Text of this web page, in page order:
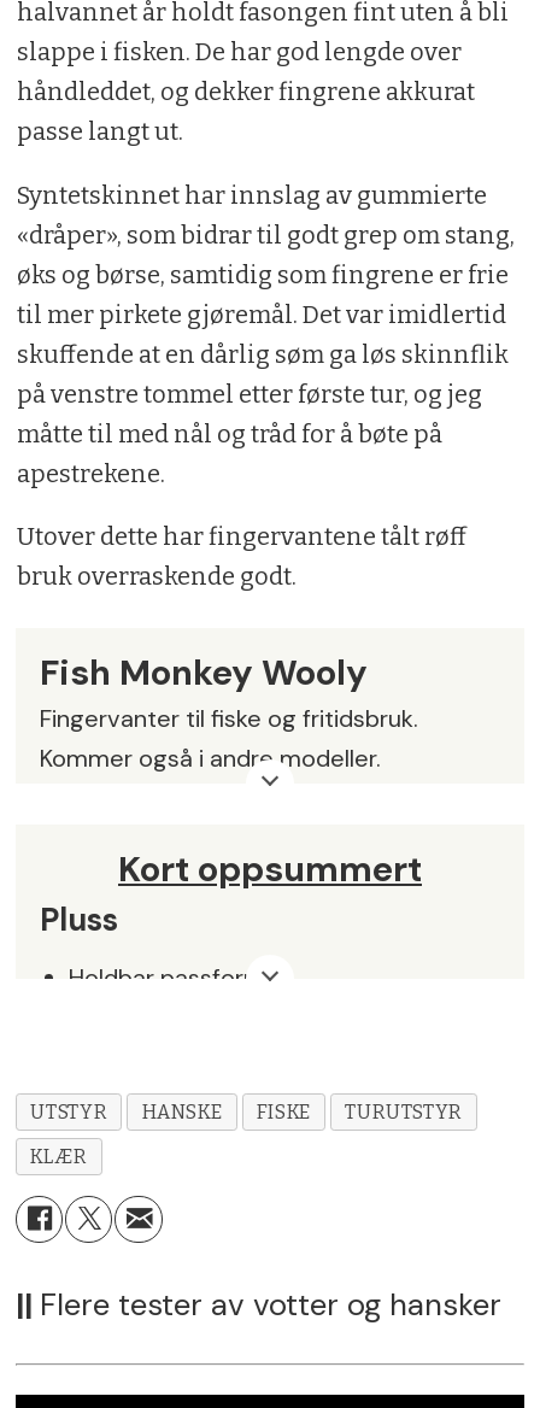
halvannet år holdt fasongen fint uten å bli
slappe i fisken. De har god lengde over
håndleddet, og dekker fingrene akkurat
passe langt ut.
Syntetskinnet har innslag av gummierte
«dråper», som bidrar til godt grep om stang,
øks og børse, samtidig som fingrene er frie
til mer pirkete gjøremål. Det var imidlertid
skuffende at en dårlig søm ga løs skinnflik
på venstre tommel etter første tur, og jeg
måtte til med nål og tråd for å bøte på
apestrekene.
Utover dette har fingervantene tålt røff
bruk overraskende godt.
Fish Monkey Wooly
Fingervanter til fiske og fritidsbruk.
Kommer også i andre modeller.
polyester (25 %) og syntetskinn (20 %)
Pris:kr 499,-
Leverandør:Selges hos en rekke
Kort oppsummert
Pluss
Holdbar passform
Robuste
Noe å tenke på
Dårlig søm på testprodukt
UTSTYR HANSKE FISKE
TURUTSTYR
KLÆR
|| Flere tester av votter og hansker